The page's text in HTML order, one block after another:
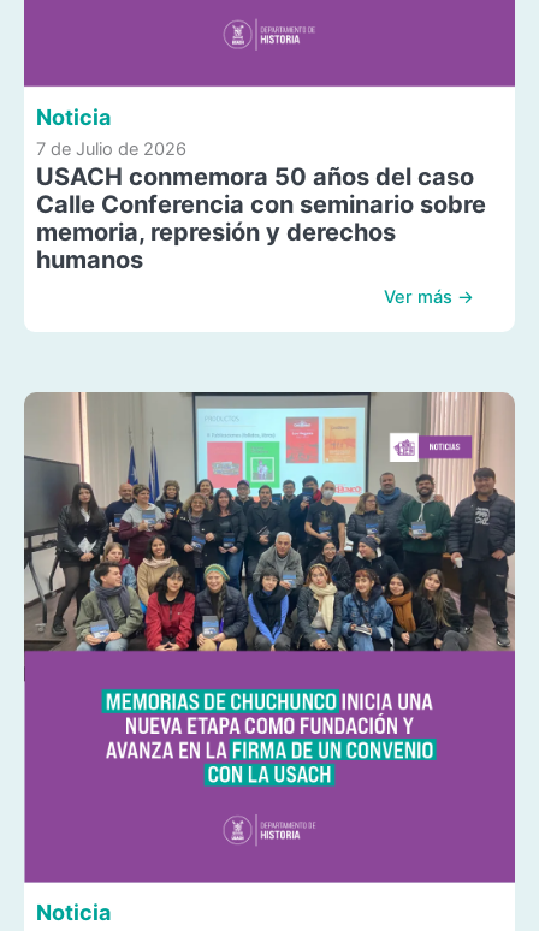
Noticia
7 de Julio de 2026
USACH conmemora 50 años del caso
Calle Conferencia con seminario sobre
memoria, represión y derechos
humanos
Ver más →
Noticia